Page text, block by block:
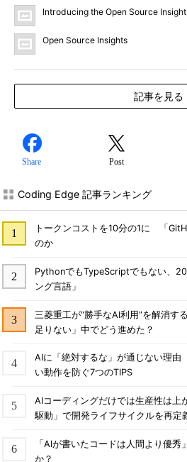
Introducing the Open Source
Open Source Insights
記事を見る
Share Post
Coding Edge 記事ランキング
トークンコストを10分の1に 「
のか
PythonでもTypeScriptでもない、
ング言語」
三菱重工が“勝手なAI利用”を解消
足りない」中でどう進めた？
AIに「絶対するな」が通じない理
い動作を防ぐ7つのTIPS
AIコーディングだけでは生産性は
駆動」で開発ライフサイクルを再定
「AIが書いたコードは人間より優
か？